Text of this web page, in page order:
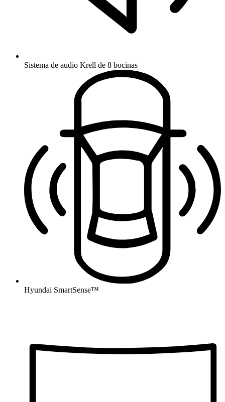
Sistema de audio Krell de 8 bocinas
Hyundai SmartSense™